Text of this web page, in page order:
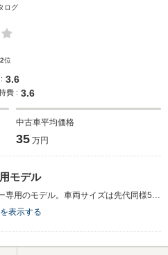
ログ
位
3.6
費 : 3.6
中古車平均価格
35 万円
モデル
クラウンコンフォートは中型タクシー専用のモデル。車両サイズは先代同様5ナンバーに抑えながらも、ボディを拡大。ピラー部を立ててルーフを高くし、タクシー用途に適した広い居住空間を実現した。同時に全長と全幅も延長し、容量431Lという広いトランクスペースを確保。エンジンは2Lのの直4と直6ののLPG、2.4L直4ディーゼルの3種類が設定される。フロントシートは、ドライバーが疲れにくいようにアップライトなポジションを採用。体格にきめ細かく対応できる２ウェイバーチカルアジャスターなどを全車に標準装備した。(1995.12)
表示する